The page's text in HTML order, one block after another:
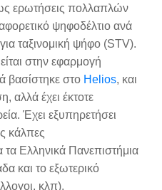
ερωτήσεις πολλαπλών
ψηφοδέλτιο ανά
ταξινομική ψήφο (STV).
στην εφαρμογή
βασίστηκε στο Helios, και
αλλά έχει έκτοτε
Έχει εξυπηρετήσει
κάλπες
Ελληνικά Πανεπιστήμια
και το εξωτερικό
κλπ).